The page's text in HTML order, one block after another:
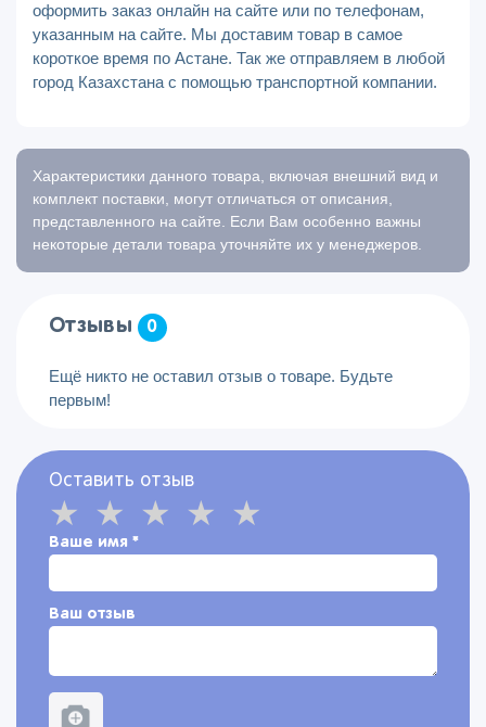
оформить заказ онлайн на сайте или по телефонам,
указанным на сайте. Мы доставим товар в самое
короткое время по Астане. Так же отправляем в любой
город Казахстана с помощью транспортной компании.
Характеристики данного товара, включая внешний вид и
комплект поставки, могут отличаться от описания,
представленного на сайте. Если Вам особенно важны
некоторые детали товара уточняйте их у менеджеров.
Отзывы 0
Ещё никто не оставил отзыв о товаре. Будьте
первым!
Оставить отзыв
Ваше имя *
Ваш отзыв